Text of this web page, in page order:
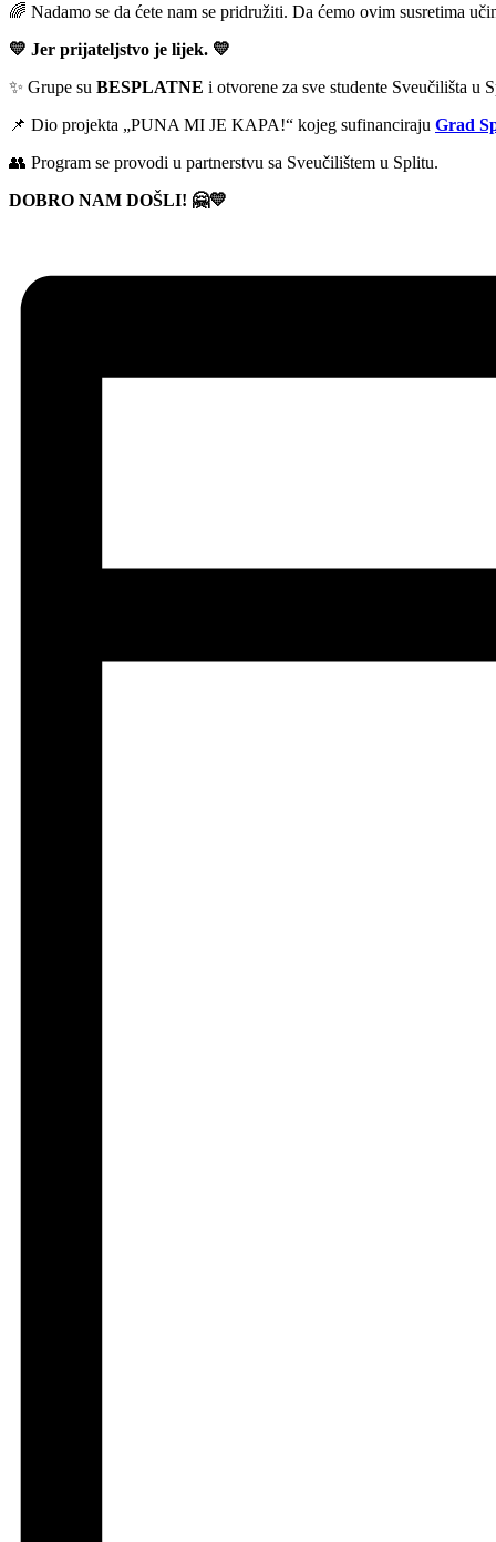
🌈 Nadamo se da ćete nam se pridružiti. Da ćemo ovim susretima
💛 Jer prijateljstvo je lijek. 💛
✨ Grupe su BESPLATNE i otvorene za sve studente Sveučilišta
📌 Dio projekta „PUNA MI JE KAPA!“ kojeg sufinanciraju Grad
👥 Program se provodi u partnerstvu sa Sveučilištem u Splitu.
DOBRO NAM DOŠLI! 🤗💛